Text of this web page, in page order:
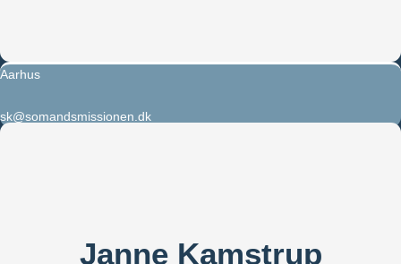
Aarhus
sk@somandsmissionen.dk
Janne Kamstrup